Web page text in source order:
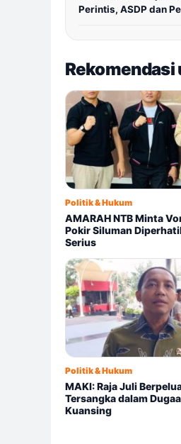
Perintis, ASDP dan
Politik & Hukum
AMARAH NTB Minta
Pokir Siluman
Serius
Politik & Hukum
MAKI: Raja Juli
Tersangka dalam
Kuansing